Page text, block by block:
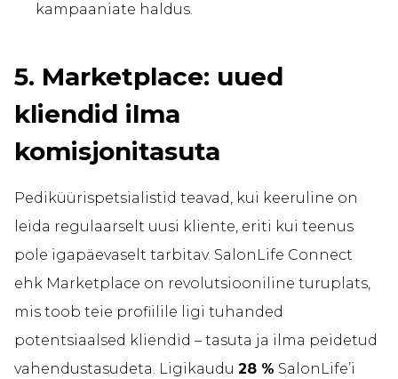
kampaaniate haldus.
5. Marketplace: uued
kliendid ilma
komisjonitasuta
Pediküürispetsialistid teavad, kui keeruline on
leida regulaarselt uusi kliente, eriti kui teenus
pole igapäevaselt tarbitav. SalonLife Connect
ehk Marketplace on revolutsiooniline turuplats,
mis toob teie profiilile ligi tuhanded
potentsiaalsed kliendid – tasuta ja ilma peidetud
vahendustasudeta. Ligikaudu 28 % SalonLife’i